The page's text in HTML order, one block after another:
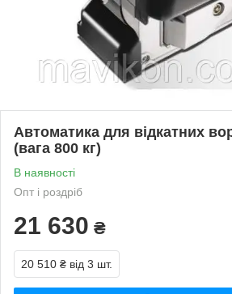
Автоматика для відкатних
(вага 800 кг)
В наявності
Опт і роздріб
21 630 ₴
20 510 ₴ від 3 шт.